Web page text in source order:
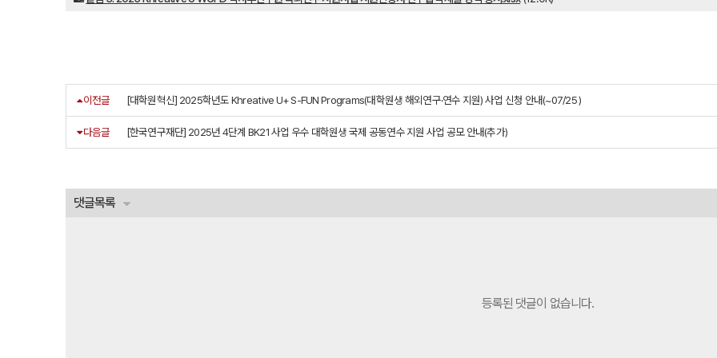
이전글 [대학원혁신] 2025학년도 Khreative U+ S-FUN Programs(대학원생 해외연구·연수 지원) 사업 신청 안내(~07/25 )
다음글 [한국연구재단] 2025년 4단계 BK21 사업 우수 대학원생 국제 공동연수 지원 사업 공모 안내(추가)
댓글목록
등록된 댓글이 없습니다.